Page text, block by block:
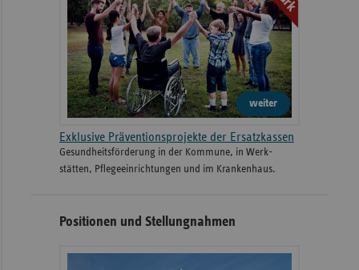
weiter
Exklusive Präventionsprojekte der Ersatzkassen
Gesund­heits­­förderung in der Kommune, in Werk­
stätten, Pflege­einrichtungen und im Kranken­haus.
Positionen und Stellungnahmen